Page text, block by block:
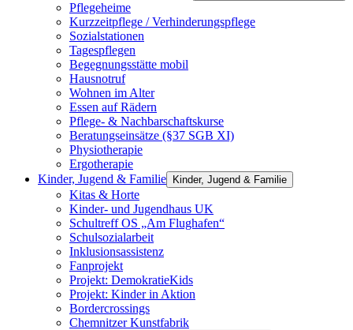
Pflegeheime
Kurzzeitpflege / Verhinderungspflege
Sozialstationen
Tagespflegen
Begegnungsstätte mobil
Hausnotruf
Wohnen im Alter
Essen auf Rädern
Pflege- & Nachbarschaftskurse
Beratungseinsätze (§37 SGB XI)
Physiotherapie
Ergotherapie
Kinder, Jugend & Familie
Kinder, Jugend & Familie
Kitas & Horte
Kinder- und Jugendhaus UK
Schultreff OS „Am Flughafen“
Schulsozialarbeit
Inklusionsassistenz
Fanprojekt
Projekt: DemokratieKids
Projekt: Kinder in Aktion
Bordercrossings
Chemnitzer Kunstfabrik